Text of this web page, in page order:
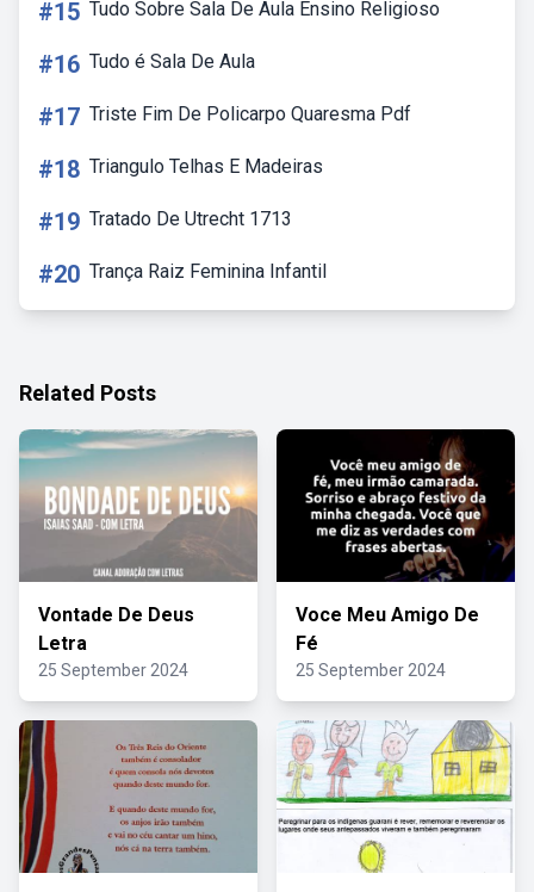
#15 Tudo Sobre Sala De Aula Ensino Religioso
#16 Tudo é Sala De Aula
#17 Triste Fim De Policarpo Quaresma Pdf
#18 Triangulo Telhas E Madeiras
#19 Tratado De Utrecht 1713
#20 Trança Raiz Feminina Infantil
Related Posts
Vontade De Deus
Letra
25 September 2024
Voce Meu Amigo De
Fé
25 September 2024